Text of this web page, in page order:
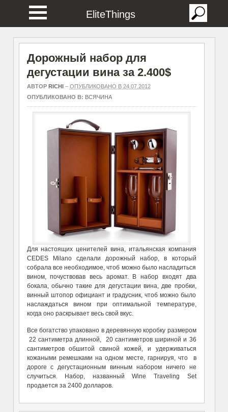
EliteThings
Дорожный набор для
дегустации вина за 2.400$
АВТОР RICHI– ОПУБЛИКОВАНО В 24.07.2012
ОПУБЛИКОВАНО В: ВСЯЧИНА
Для настоящих ценителей вина, итальянская компания
CEDES Milano сделали дорожный набор, в который
собрала все необходимое, чтоб можно было насладиться
вином, почуствовав весь аромат. В набор входят два
бокала, обычно такие для дегустации вина, две пробки,
винный штопор официант и градусник, чтоб можно было
наслаждаться вином при оптимальной температуре,
когда оно раскрывает весь свой вкус.
Все богатство упаковано в деревянную коробку размером
22 сантиметра длинной, 20 сантиметров шириной и 36
сантиметров обшитой свиной кожей, и удерживаться
кожаными ремешками на одном месте, гарнируя, что в
дороге с дегустационным винным набором ничего не
случиться. Набор, названный Wine Traveling Set
продается за 2400 долларов.